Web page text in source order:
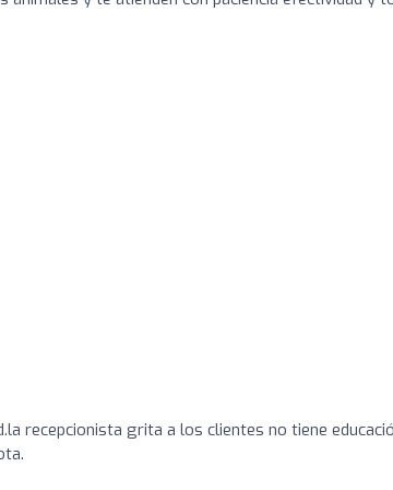
recepcionista grita a los clientes no tiene